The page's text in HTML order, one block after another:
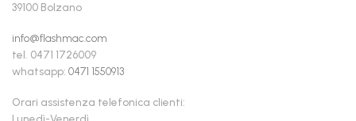
39100 Bolzano
info@flashmac.com
tel. 0471 1726009
whatsapp: 0471 1550913
Orari assistenza telefonica clienti:
Lunedì-Venerdì